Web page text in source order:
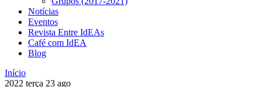
Notícias
Eventos
Revista Entre IdEAs
Café com IdEA
Blog
Início
2022 terça 23 ago